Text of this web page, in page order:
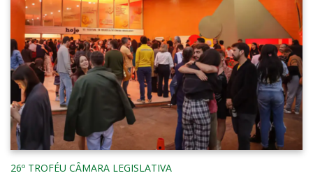
26º TROFÉU CÂMARA LEGISLATIVA